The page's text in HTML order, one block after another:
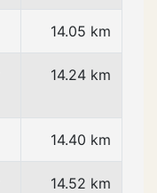
14.05 km
14.24 km
14.40 km
14.52 km